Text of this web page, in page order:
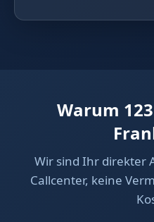
Warum
Wir sind Ihr direkter
Callcenter, keine